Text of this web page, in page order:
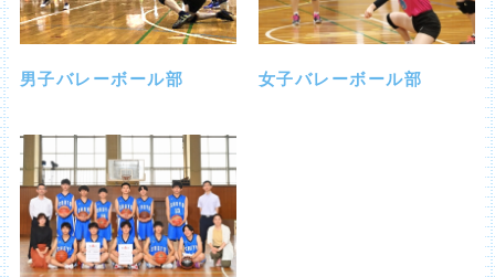
男子バレーボール部 女子バレーボール部